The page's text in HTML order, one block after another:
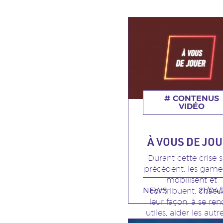
CONTENUS
VIDÉO
À VOUS DE
Sous
titre
Durant cette crise
précédent, les
mobilisent et
contribuent,
leur façon, à se
utiles, aider les
TAGS MINEURES
NEWS 21/